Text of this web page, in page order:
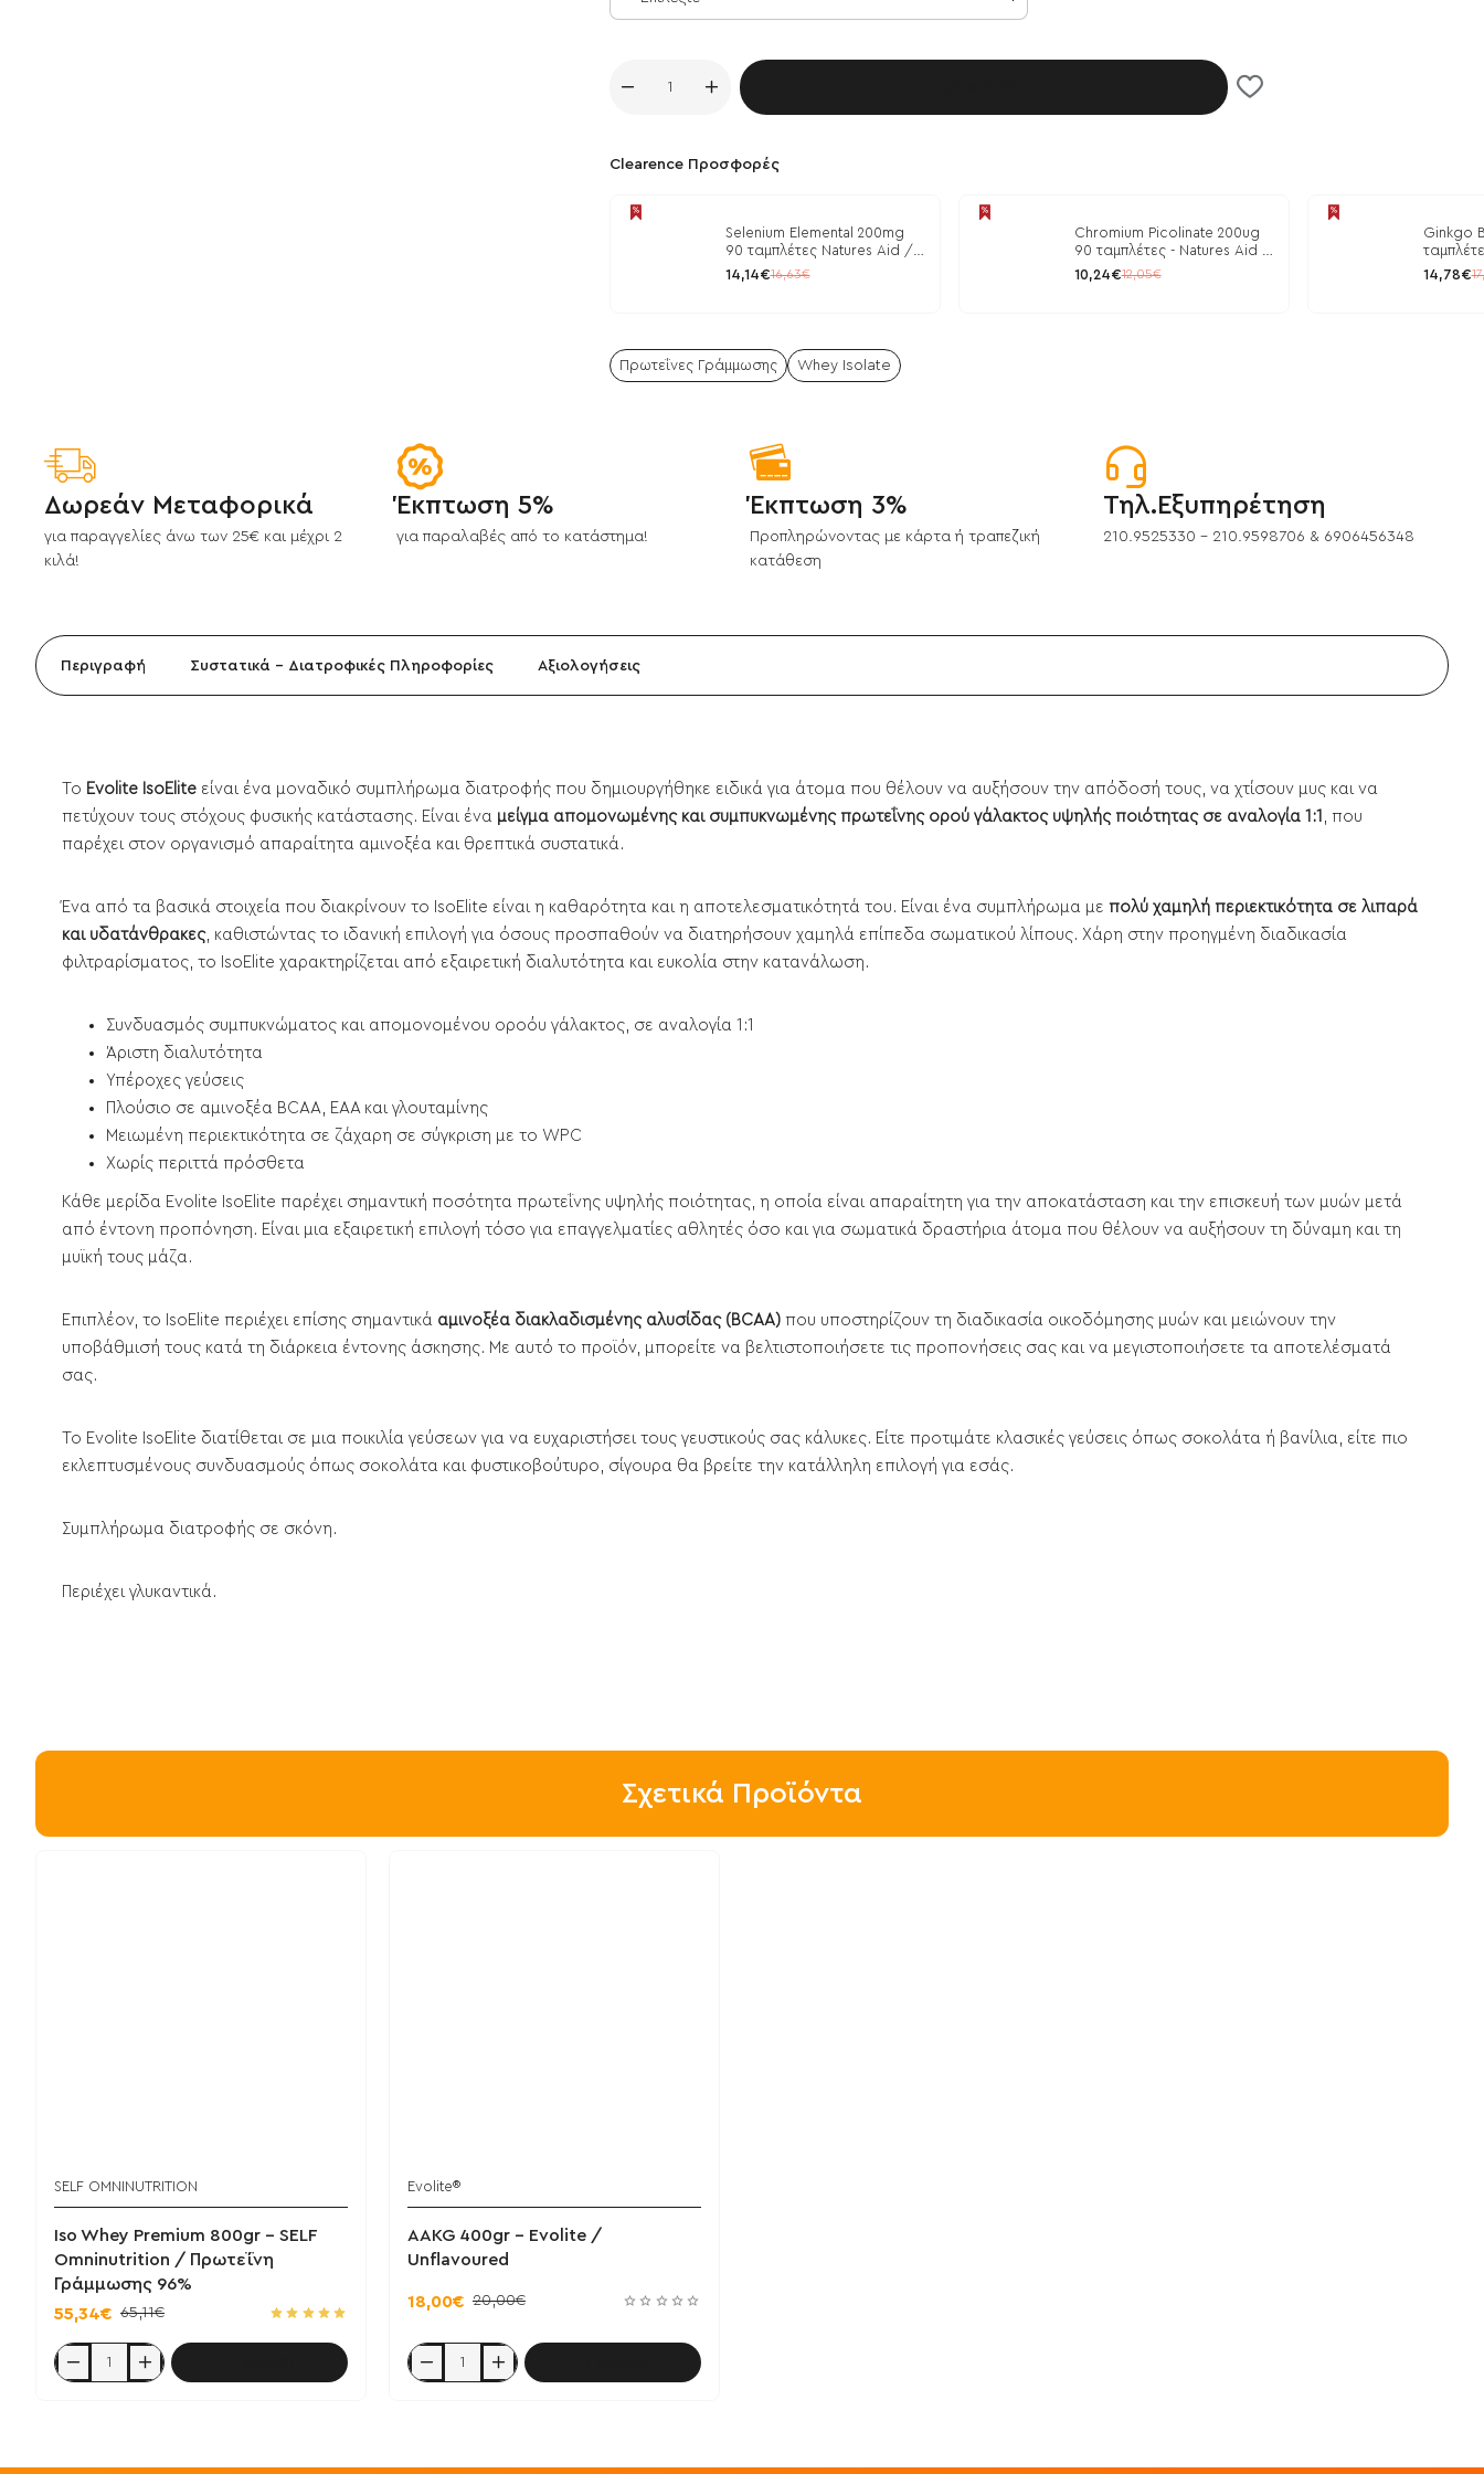
Clearence Προσφορές
Selenium Elemental 200mg
90 ταμπλέτες Natures Aid /
Μέταλλα
14,14€16,63€
Chromium Picolinate 200ug
90 ταμπλέτες - Natures Aid /
Ρύθμιση Γλυκόζης
10,24€12,05€
Ginkgo
14,78€
Πρωτεΐνες Γράμμωσης Whey Isolate
Δωρεάν Μεταφορικά
για παραγγελίες άνω των 25€ και μέχρι 2
κιλά!
Έκπτωση 5%
για παραλαβές από το κατάστημα!
Έκπτωση 3%
Προπληρώνοντας με κάρτα ή τραπεζική
κατάθεση
Τηλ.Εξυπηρέτηση
210.9525330 - 210.9598706 & 6906456348
Περιγραφή Συστατικά - Διατροφικές Πληροφορίες Αξιολογήσεις
Το Evolite IsoElite είναι ένα μοναδικό συμπλήρωμα διατροφής που δημιουργήθηκε ειδικά για άτομα που θέλουν να αυξήσουν την απόδοσή τους, να χτίσουν μυς και να
πετύχουν τους στόχους φυσικής κατάστασης. Είναι ένα μείγμα απομονωμένης και συμπυκνωμένης πρωτεΐνης ορού γάλακτος υψηλής ποιότητας σε αναλογία 1:1
, που
παρέχει στον οργανισμό απαραίτητα αμινοξέα και θρεπτικά συστατικά.
Ένα από τα βασικά στοιχεία που διακρίνουν το IsoElite είναι η καθαρότητα και η αποτελεσματικότητά του. Είναι ένα συμπλήρωμα με πολύ χαμηλή περιεκτικότητα σε λιπαρά
και υδατάνθρακες, καθιστώντας το ιδανική επιλογή για όσους προσπαθούν να διατηρήσουν χαμηλά επίπεδα σωματικού λίπους. Χάρη στην προηγμένη διαδικασία
φιλτραρίσματος, το IsoElite χαρακτηρίζεται από εξαιρετική διαλυτότητα και ευκολία στην κατανάλωση.
Συνδυασμός συμπυκνώματος και απομoνομένου οροόυ γάλακτος, σε αναλογία 1:1
Άριστη διαλυτότητα
Υπέροχες γεύσεις
Πλούσιο σε αμινοξέα BCAA, EAA και γλουταμίνης
Μειωμένη περιεκτικότητα σε ζάχαρη σε σύγκριση με το WPC
Χωρίς περιττά πρόσθετα
Κάθε μερίδα Evolite IsoElite παρέχει σημαντική ποσότητα πρωτεΐνης υψηλής ποιότητας, η οποία είναι απαραίτητη για την αποκατάσταση και την επισκευή των μυών μετά
από έντονη προπόνηση. Είναι μια εξαιρετική επιλογή τόσο για επαγγελματίες αθλητές όσο και για σωματικά δραστήρια άτομα που θέλουν να αυξήσουν τη δύναμη και τη
μυϊκή τους μάζα.
Επιπλέον, το IsoElite περιέχει επίσης σημαντικά αμινοξέα διακλαδισμένης αλυσίδας (BCAA) που υποστηρίζουν τη διαδικασία οικοδόμησης μυών και μειώνουν την
υποβάθμισή τους κατά τη διάρκεια έντονης άσκησης. Με αυτό το προϊόν, μπορείτε να βελτιστοποιήσετε τις προπονήσεις σας και να μεγιστοποιήσετε τα αποτελέσματά
σας.
Το Evolite IsoElite διατίθεται σε μια ποικιλία γεύσεων για να ευχαριστήσει τους γευστικούς σας κάλυκες. Είτε προτιμάτε κλασικές γεύσεις όπως σοκολάτα ή βανίλια, είτε πιο
εκλεπτυσμένους συνδυασμούς όπως σοκολάτα και φυστικοβούτυρο, σίγουρα θα βρείτε την κατάλληλη επιλογή για εσάς.
Συμπλήρωμα διατροφής σε σκόνη.
Περιέχει γλυκαντικά.
Σχετικά Προϊόντα
SELF OMNINUTRITION
Iso Whey Premium 800gr - SELF
Omninutrition / Πρωτεΐνη
Γράμμωσης 96%
55,34€ 65,11€
Iso
Whey
Evolite®
AAKG 400gr - Evolite /
Unflavoured
18,00€ 20,00€
AAKG
400gr